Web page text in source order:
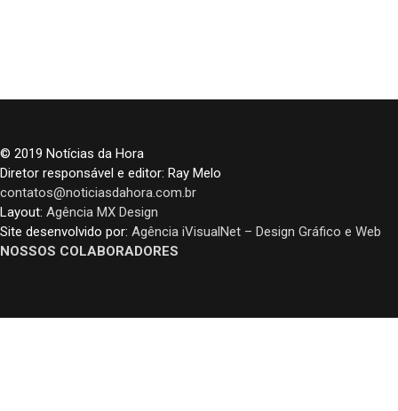
© 2019 Notícias da Hora
Diretor responsável e editor: Ray Melo
contatos@noticiasdahora.com.br
Layout: Agência MX Design
Site desenvolvido por: Agência iVisualNet – Design Gráfico e Web
NOSSOS COLABORADORES